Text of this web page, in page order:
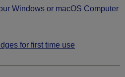
Windows or macOS Computer
for first time use